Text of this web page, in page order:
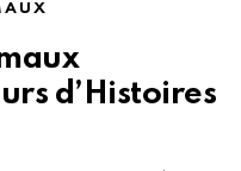
d’Histoires